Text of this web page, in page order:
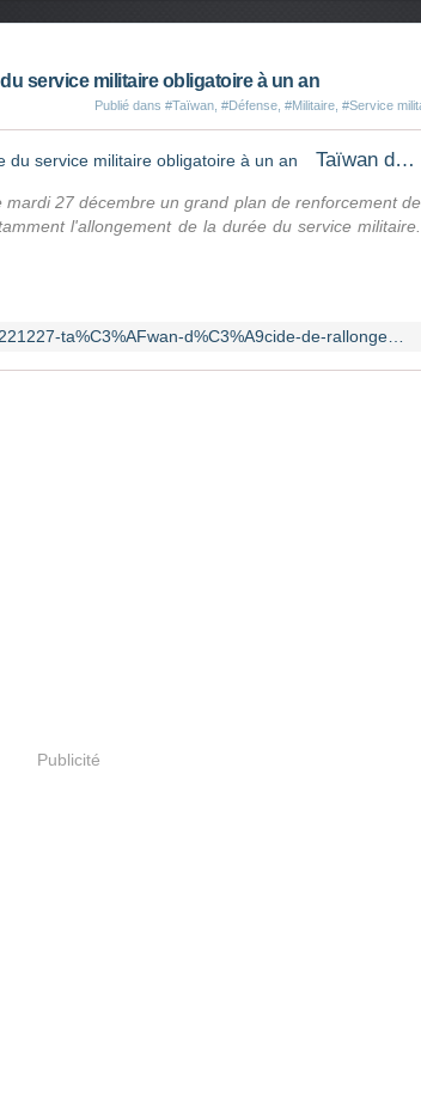
service militaire obligatoire à un an
Publié dans #Taïwan #Défense #Militaire #Service
Taïwan décide de rallonger la durée du service militaire obligatoire à un an
27 décembre un grand plan de renforcement de
l'allongement de la durée du service militaire.
Publicité